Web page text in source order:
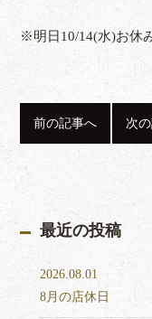
※明日10/14(水)お休
前の記事へ 次
最近の投稿
2026.08.01
8月の店休日